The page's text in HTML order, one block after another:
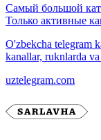
Самый большой
Только активные
O'zbekcha telegram
kanallar, ruknlarda
uztelegram.com